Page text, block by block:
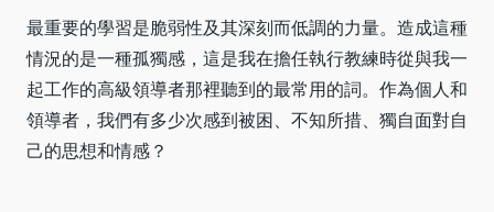
最重要的學習是脆弱性及其深刻而低調的力量。造成這種
情況的是一種孤獨感，這是我在擔任執行教練時從與我一
起工作的高級領導者那裡聽到的最常用的詞。作為個人和
領導者，我們有多少次感到被困、不知所措、獨自面對自
己的思想和情感？